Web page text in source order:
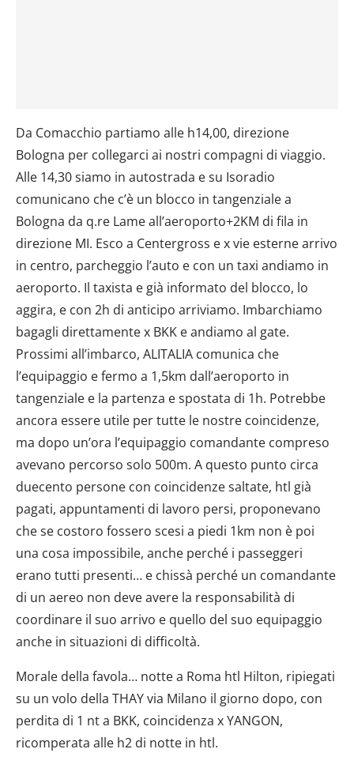
Da Comacchio partiamo alle h14,00, direzione
Bologna per collegarci ai nostri compagni di viaggio.
Alle 14,30 siamo in autostrada e su Isoradio
comunicano che c’è un blocco in tangenziale a
Bologna da q.re Lame all’aeroporto+2KM di fila in
direzione MI. Esco a Centergross e x vie esterne arrivo
in centro, parcheggio l’auto e con un taxi andiamo in
aeroporto. Il taxista e già informato del blocco, lo
aggira, e con 2h di anticipo arriviamo. Imbarchiamo
bagagli direttamente x BKK e andiamo al gate.
Prossimi all’imbarco, ALITALIA comunica che
l’equipaggio e fermo a 1,5km dall’aeroporto in
tangenziale e la partenza e spostata di 1h. Potrebbe
ancora essere utile per tutte le nostre coincidenze,
ma dopo un’ora l’equipaggio comandante compreso
avevano percorso solo 500m. A questo punto circa
duecento persone con coincidenze saltate, htl già
pagati, appuntamenti di lavoro persi, proponevano
che se costoro fossero scesi a piedi 1km non è poi
una cosa impossibile, anche perché i passeggeri
erano tutti presenti… e chissà perché un comandante
di un aereo non deve avere la responsabilità di
coordinare il suo arrivo e quello del suo equipaggio
anche in situazioni di difficoltà.
Morale della favola… notte a Roma htl Hilton, ripiegati
su un volo della THAY via Milano il giorno dopo, con
perdita di 1 nt a BKK, coincidenza x YANGON,
ricomperata alle h2 di notte in htl.